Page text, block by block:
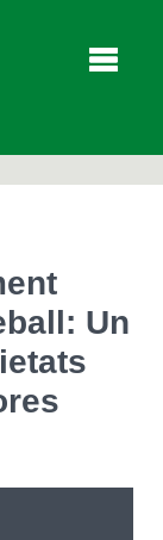
Un